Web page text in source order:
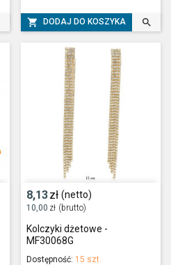
 DODAJ DO KOSZYKA 
8,13zł (netto)
10,00 zł (brutto)
Kolczyki dżetowe -
MF30068G
Dostępność: 15 szt.